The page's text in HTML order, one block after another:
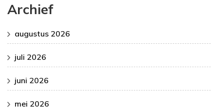
Archief
augustus 2026
juli 2026
juni 2026
mei 2026